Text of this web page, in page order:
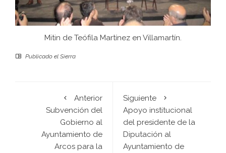
Mitin de Teófila Martínez en Villamartín.
Publicado el Sierra
Anterior
Subvención del
Gobierno al
Ayuntamiento de
Arcos para la
Siguiente
Apoyo institucional
del presidente de la
Diputación al
Ayuntamiento de